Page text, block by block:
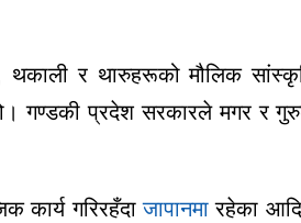
थकाली र थारुहरूको मौलिक
गण्डकी प्रदेश सरकारले मगर र
कार्य गरिरहँदाजापानमा रहेका